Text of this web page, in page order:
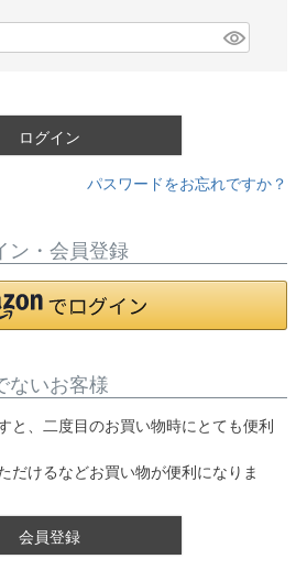
ログイン
パスワードをお忘れですか？
ン・会員登録
ないお客様
と、二度目のお買い物時にとても便利
だけるなどお買い物が便利になりま
会員登録